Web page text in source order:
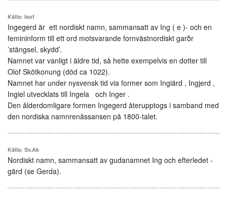
Källa: Isof
Ingegerd är ett nordiskt namn, sammansatt av Ing ( e )‑ och en
femininform till ett ord motsvarande fornvästnordiskt garðr
’stängsel, skydd’.
Namnet var vanligt i äldre tid, så hette exempelvis en dotter till
Olof Skötkonung (död ca 1022).
Namnet har under nysvensk tid via former som Ingiärd , Ingjerd ,
Ingiel utvecklats till Ingela och Inger .
Den ålderdomligare formen Ingegerd återupptogs i samband med
den nordiska namnrenässansen på 1800-talet.
Källa: Sv.Ak
Nordiskt namn, sammansatt av gudanamnet Ing och efterledet -
gärd (se Gerda).